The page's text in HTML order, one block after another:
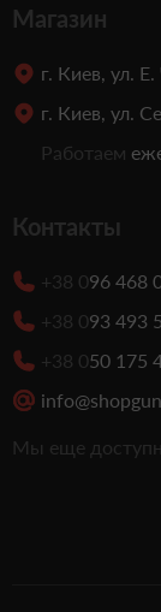
Магазин
г. Киев, ул.
г. Киев, ул.
Работаем
Контакты
+38 096 468
+38 093 493
+38 050 175
Мы еще